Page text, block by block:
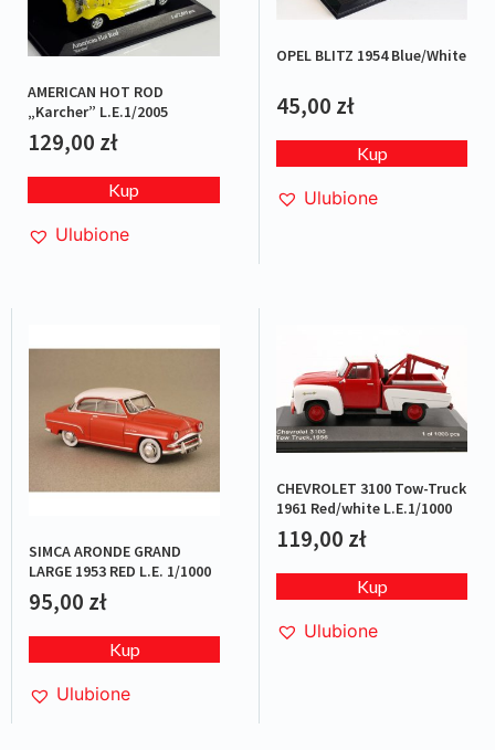
AMERICAN HOT ROD
„Karcher” L.E.1/2005
129,00 zł
Kup
Ulubione
OPEL BLITZ 1954 Blue/White
45,00 zł
Kup
Ulubione
SIMCA ARONDE GRAND
LARGE 1953 RED L.E. 1/1000
95,00 zł
Kup
Ulubione
CHEVROLET 3100 Tow-Truck
1961 Red/white L.E.1/1000
119,00 zł
Kup
Ulubione